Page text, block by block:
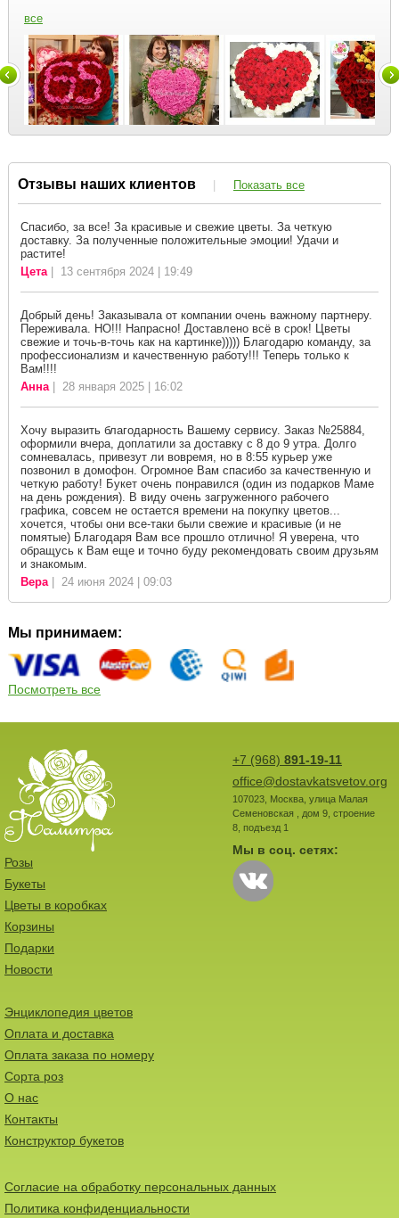
все
Отзывы наших клиентов | Показать все
Спасибо, за все! За красивые и свежие цветы. За четкую
доставку. За полученные положительные эмоции! Удачи и
растите!
Цета| 13 сентября 2024 | 19:49
Добрый день! Заказывала от компании очень важному партнеру.
Переживала. НО!!! Напрасно! Доставлено всё в срок! Цветы
свежие и точь-в-точь как на картинке))))) Благодарю команду, за
профессионализм и качественную работу!!! Теперь только к
Вам!!!!
Анна| 28 января 2025 | 16:02
Хочу выразить благодарность Вашему сервису. Заказ №25884,
оформили вчера, доплатили за доставку с 8 до 9 утра. Долго
сомневалась, привезут ли вовремя, но в 8:55 курьер уже
позвонил в домофон. Огромное Вам спасибо за качественную и
четкую работу! Букет очень понравился (один из подарков Маме
на день рождения). В виду очень загруженного рабочего
графика, совсем не остается времени на покупку цветов...
хочется, чтобы они все-таки были свежие и красивые (и не
помятые) Благодаря Вам все прошло отлично! Я уверена, что
обращусь к Вам еще и точно буду рекомендовать своим друзьям
и знакомым.
Вера| 24 июня 2024 | 09:03
Мы принимаем:
Посмотреть все
+7 (968) 891-19-11
office@dostavkatsvetov.org
107023, Москва, улица Малая
Семеновская , дом 9, строение
8, подъезд 1
Мы в соц. сетях:
Розы
Букеты
Цветы в коробках
Корзины
Подарки
Новости
Энциклопедия цветов
Оплата и доставка
Оплата заказа по номеру
Сорта роз
О нас
Контакты
Конструктор букетов
Согласие на обработку персональных данных
Политика конфиденциальности